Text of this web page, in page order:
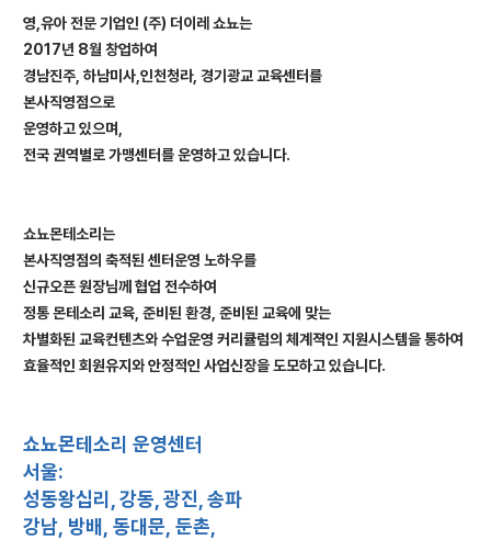
영,유아 전문 기업인 (주) 더이레 쇼뇨는
2017년 8월 창업하여
경남진주, 하남미사,인천청라, 경기광교 교육센터를
본사직영점으로
운영하고 있으며,
전국 권역별로 가맹센터를 운영하고 있습니다.
쇼뇨몬테소리는
본사직영점의 축적된 센터운영 노하우를
신규오픈 원장님께 협업 전수하여
정통 몬테소리 교육, 준비된 환경, 준비된 교육에 맞는
차별화된 교육컨텐츠와 수업운영 커리큘럼의 체계젹인 지원시스템을 통하여
효율적인 회원유지와 안정적인 사업신장을도모하고 있습니다.
쇼뇨몬테소리 운영센터
서울:
성동왕십리, 강동, 광진, 송파
강남, 방배, 동대문, 둔촌,